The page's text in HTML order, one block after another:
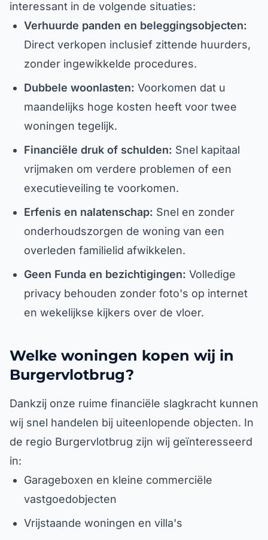
interessant in de volgende situaties:
Verhuurde panden en beleggingsobjecten:
Direct verkopen inclusief zittende huurders,
zonder ingewikkelde procedures.
Dubbele woonlasten: Voorkomen dat u
maandelijks hoge kosten heeft voor twee
woningen tegelijk.
Financiële druk of schulden: Snel kapitaal
vrijmaken om verdere problemen of een
executieveiling te voorkomen.
Erfenis en nalatenschap: Snel en zonder
onderhoudszorgen de woning van een
overleden familielid afwikkelen.
Geen Funda en bezichtigingen: Volledige
privacy behouden zonder foto's op internet
en wekelijkse kijkers over de vloer.
Welke woningen kopen wij in
Burgervlotbrug?
Dankzij onze ruime financiële slagkracht kunnen
wij snel handelen bij uiteenlopende objecten. In
de regio Burgervlotbrug zijn wij geïnteresseerd
in:
Garageboxen en kleine commerciële
vastgoedobjecten
Vrijstaande woningen en villa's